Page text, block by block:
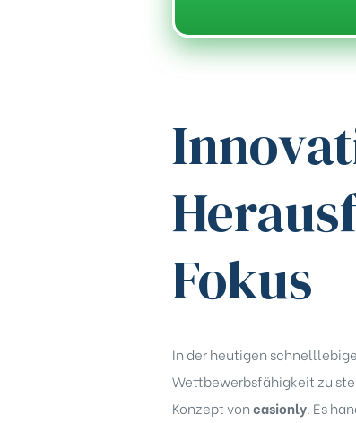
Fokus
In der heutigen
Wettbewerbsfähigkeit zu
Konzept voncasionly. Es